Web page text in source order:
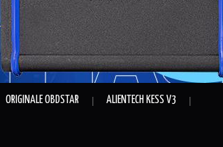
ORIGINALE OBDSTAR ALIENTECH KESS V3